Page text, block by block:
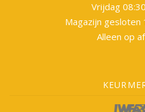
Vrijdag
Magazijn gesloten
Alleen op